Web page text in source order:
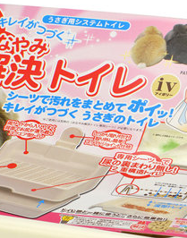
が日本が残念な国になっ
妄想シナリオ検証してみた
一覧※YouTubeブログSNS
に取り組むべき！ #shorts
からないための方法 #投
上をすぐに現金で受け取
能な資金調達法3選！